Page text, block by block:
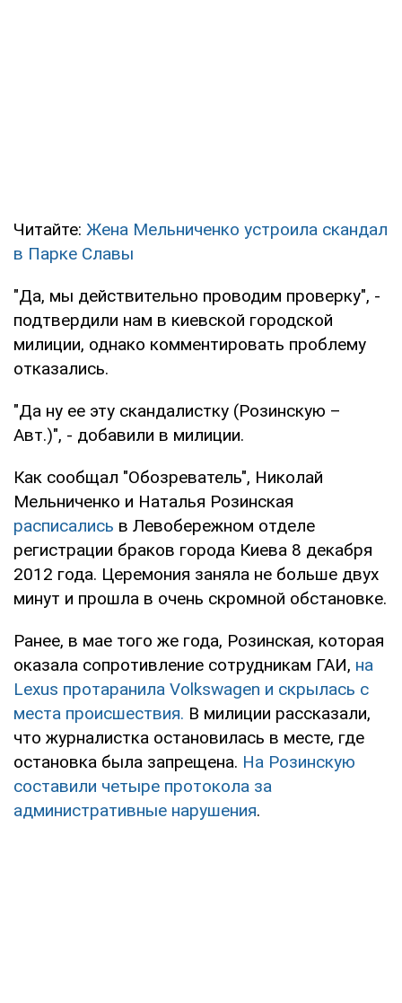
Читайте: Жена Мельниченко устроила скандал
в Парке Славы
"Да, мы действительно проводим проверку", -
подтвердили нам в киевской городской
милиции, однако комментировать проблему
отказались.
"Да ну ее эту скандалистку (Розинскую –
Авт.)", - добавили в милиции.
Как сообщал "Обозреватель", Николай
Мельниченко и Наталья Розинская
расписались в Левобережном отделе
регистрации браков города Киева 8 декабря
2012 года. Церемония заняла не больше двух
минут и прошла в очень скромной обстановке.
Ранее, в мае того же года, Розинская, которая
оказала сопротивление сотрудникам ГАИ, на
Lexus протаранила Volkswagen и скрылась с
места происшествия. В милиции рассказали,
что журналистка остановилась в месте, где
остановка была запрещена. На Розинскую
составили четыре протокола за
административные нарушения.